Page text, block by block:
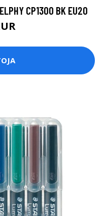
CP1300 BK EU20